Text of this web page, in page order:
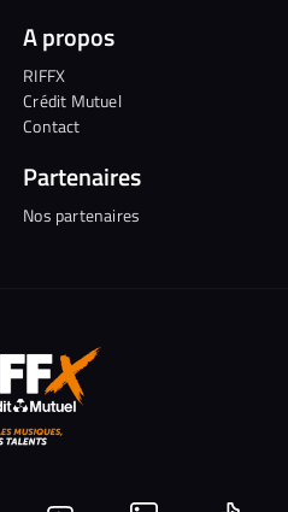
A propos
RIFFX
Crédit Mutuel
Contact
Partenaires
Nos partenaires